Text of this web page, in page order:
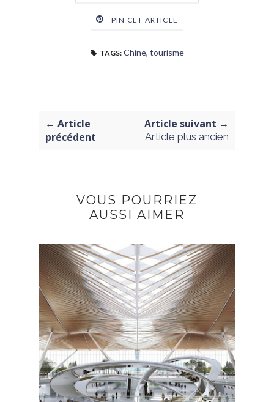
PIN CET ARTICLE
TAGS: Chine, tourisme
← Article
précédent
Article suivant →
Article plus ancien
VOUS POURRIEZ
AUSSI AIMER